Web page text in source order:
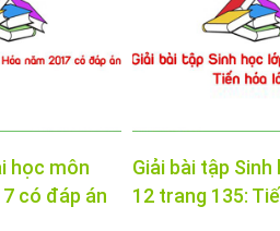
học môn
có đáp án
Giải bài tập Sinh
12 trang 135: